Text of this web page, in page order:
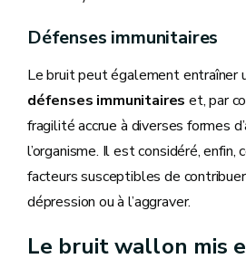
Défenses immunitaires
Le bruit peut également entraîner
défenses immunitaires et, par
fragilité accrue à diverses formes
l’organisme. Il est considéré, enfin,
facteurs susceptibles de
dépression ou à l’aggraver.
Le bruit wallon mis